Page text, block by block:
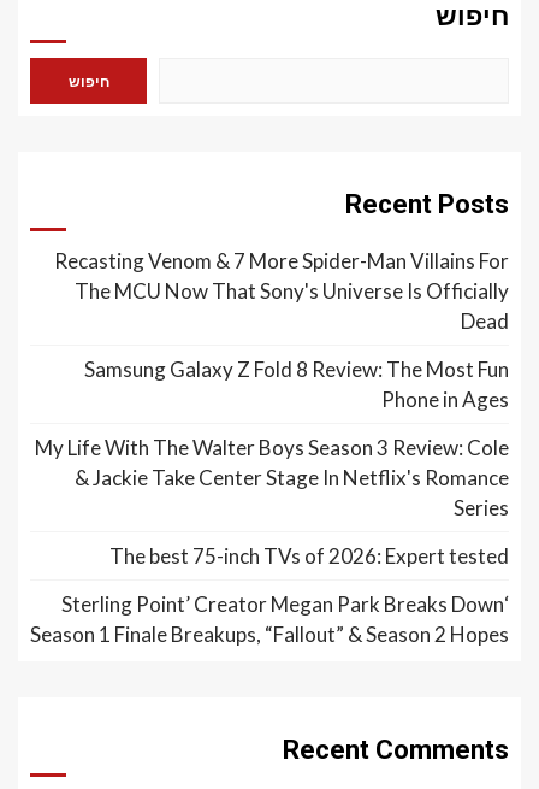
חיפוש
חיפוש
Recent Posts
Recasting Venom & 7 More Spider-Man Villains For
The MCU Now That Sony's Universe Is Officially
Dead
Samsung Galaxy Z Fold 8 Review: The Most Fun
Phone in Ages
My Life With The Walter Boys Season 3 Review: Cole
& Jackie Take Center Stage In Netflix's Romance
Series
The best 75-inch TVs of 2026: Expert tested
‘Sterling Point’ Creator Megan Park Breaks Down
Season 1 Finale Breakups, “Fallout” & Season 2 Hopes
Recent Comments